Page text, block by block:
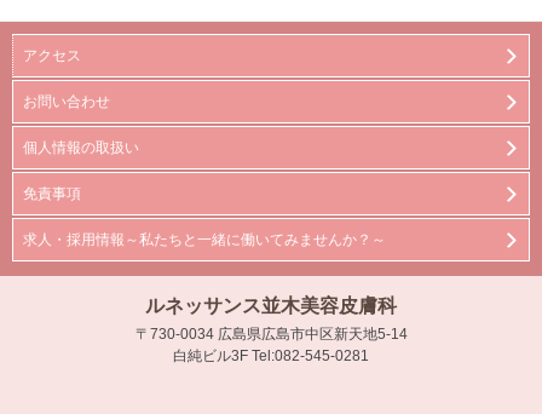
ブ
アクセス
お問い合わせ
個人情報の取扱い
免責事項
求人・採用情報～私たちと一緒に働いてみませんか？～
ルネッサンス並木美容皮膚科
〒730-0034 広島県広島市中区新天地5-14
白純ビル3F Tel:082-545-0281